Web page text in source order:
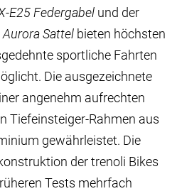
E25 Federgabel und der
Aurora Sattelbieten höchsten
sportliche Fahrten
Die ausgezeichnete
angenehm aufrechten
Tiefeinsteiger-Rahmen aus
gewährleistet. Die
der trenoli Bikes
Tests mehrfach